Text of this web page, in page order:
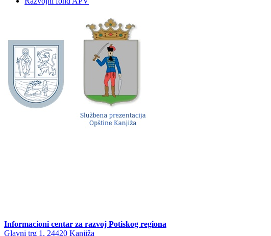
Informacioni centar za razvoj Potiskog regiona
Glavni trg 1, 24420 Kanjiža